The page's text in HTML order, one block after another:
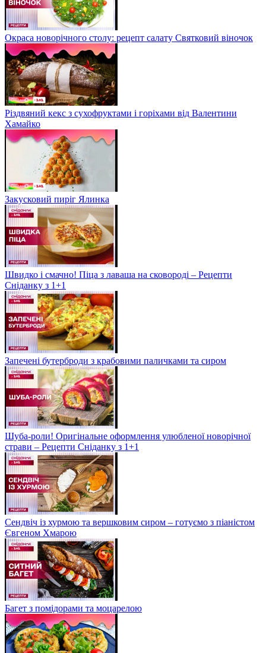
Окраса новорічного столу: рецепт салату Святковий віночок
Різдвяний кекс з сухофруктами і горіхами від Валентини
Хамайко
Закусковий пиріг Ялинка
Швидко і смачно! Піца з лаваша на сковороді – Рецепти
Сніданку з 1+1
Запечені бутерброди з крабовими паличками та сиром
Шуба-роли! Оригінальне оформлення улюбленої новорічної
страви – Рецепти Сніданку з 1+1
Сендвіч із хурмою та вершковим сиром – готуємо з піаністом
Євгеном Хмарою
Багет з помідорами та моцарелою